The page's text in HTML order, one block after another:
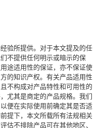
验所提供。对于本文提及的任
不提供任何明示或暗示的保
途适用性的保证，亦不保证使
的知识产权。有关产品适用性
不构成对产品特性和可用性的
尤其是商定的产品规格。我们
便在实际使用前确定其是否适
提下，本文所载所有法规相关
估不排除产品可在其他地区、